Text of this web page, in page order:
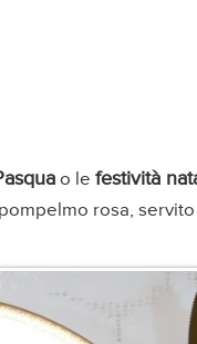
o le festività
rosa,